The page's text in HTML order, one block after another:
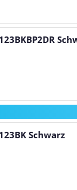
Schwarz